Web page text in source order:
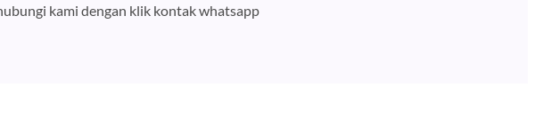
kami dengan klik kontak whatsapp